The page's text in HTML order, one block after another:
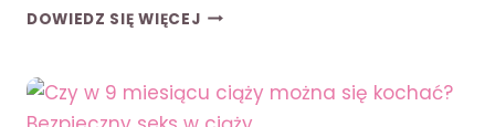
DOWIEDZ SIĘ WIĘCEJKIEDY
CIĄŻY
PO